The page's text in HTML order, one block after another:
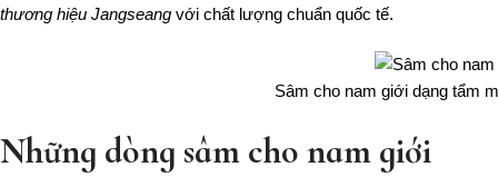
thương hiệu Jangseang với chất lượng chuẩn quốc tế.
Sâm cho nam giới dạng tẩm
Những dòng sâm cho nam giới